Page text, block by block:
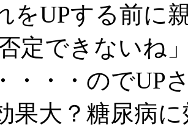
をUPする前に
定できないね
・・・のでUP
果大？糖尿病に